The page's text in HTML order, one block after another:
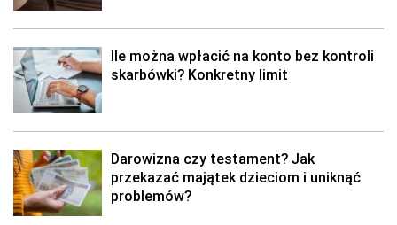
Ile można wpłacić na konto bez kontroli
skarbówki? Konkretny limit
Darowizna czy testament? Jak
przekazać majątek dzieciom i uniknąć
problemów?